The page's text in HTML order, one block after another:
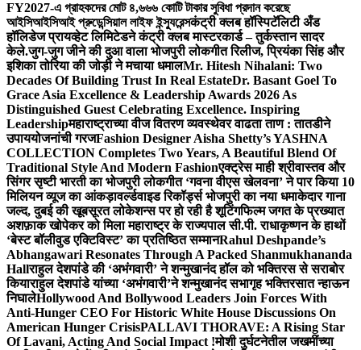
FY2027-এ গ্রাহকদের মোট ৪,৬৬৬ কোটি টাকার সুবিধা প্রদান করেছে
আইসিআইসিআই প্রুডেন্সিয়াল লাইফ ইন্স্যুরেন্সकंट्री क्लब हॉस्पिटॅलिटी अँड
हॉलिडेज प्रायव्हेट लिमिटेडने कंट्री क्लब मास्टरकार्ड – तुर्कस्तान सादर
केले.जुग-जुग जीने की दुआ वाला भोजपुरी लोकगीत रिलीज, प्रियंका सिंह और
इशिका तोरिया की जोड़ी ने मचाया धमालMr. Hitesh Nihalani: Two
Decades Of Building Trust In Real EstateDr. Basant Goel To
Grace Asia Excellence & Leadership Awards 2026 As
Distinguished Guest Celebrating Excellence. Inspiring
Leadershipमहाराष्ट्राच्या वीज वितरण व्यवस्थेवर वाढता ताण : तातडीने
उपाययोजनांची गरजFashion Designer Aisha Shetty’s YASHNA
COLLECTION Completes Two Years, A Beautiful Blend Of
Traditional Style And Modern Fashionएक्ट्रेस माही श्रीवास्तव और
सिंगर सृष्टी भारती का भोजपुरी लोकगीत ‘गवना वीएस खेलवना’ ने पार किया 10
मिलियन व्यूज का आंकड़ावर्ल्डवाइड रिकॉर्ड्स भोजपुरी का नया धमाकेदार गाना
जल्द, दुबई की खूबसूरत लोकेशन्स पर हो रही है शूटिंगफिल्म जगत के प्रख्यात
अशफ़ाक खोपेकर को मिला महाराष्ट्र के राज्यपाल सी.पी. राधाकृष्णन के हाथों
‘बेस्ट बॉलीवुड एक्टिविस्ट’ का प्रतिष्ठित सम्मानRahul Deshpande’s
Abhangawari Resonates Through A Packed Shanmukhananda
Hallराहुल देशपांडे की ‘अभंगवारी’ ने शन्मुखानंद हॉल को भक्तिरस से सराबोर
कियाराहुल देशपांडे यांच्या ‘अभंगवारी’ने शन्मुखानंद सभागृह भक्तिरसात न्हाऊन
निघालेHollywood And Bollywood Leaders Join Forces With
Anti-Hunger CEO For Historic White House Discussions On
American Hunger CrisisPALLAVI THORAVE: A Rising Star
Of Lavani, Acting And Social Impact !मोशी दुर्घटनेतील जखमींच्या